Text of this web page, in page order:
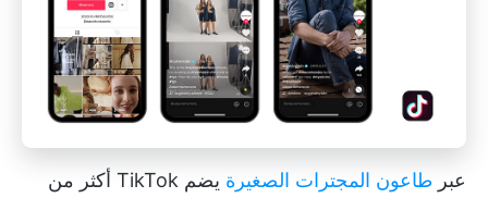
عبر طاعون المجترات الصغيرة
يضم TikTok أكثر من